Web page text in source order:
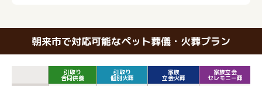
朝来市で対応可能なペット葬儀・火葬プラン
引取り
合同供養
引取り
個別火葬
家族
立会火葬
家族立会
セレモニー葬